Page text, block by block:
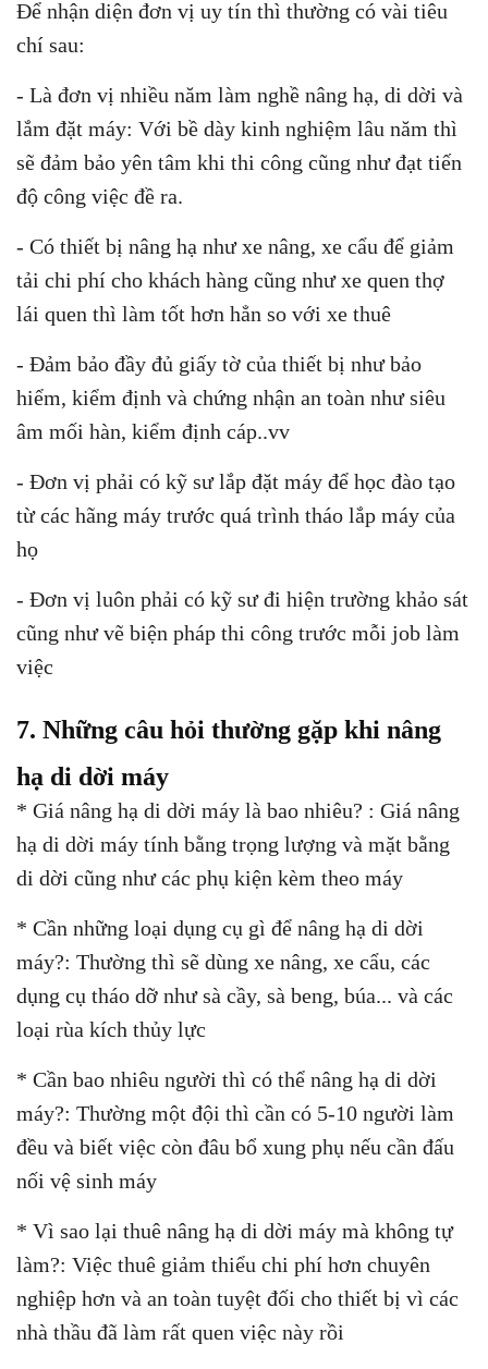
Để nhận diện đơn vị uy tín thì thường có vài tiêu
chí sau:
- Là đơn vị nhiều năm làm nghề nâng hạ, di dời và
lắm đặt máy: Với bề dày kinh nghiệm lâu năm thì
sẽ đảm bảo yên tâm khi thi công cũng như đạt tiến
độ công việc đề ra.
- Có thiết bị nâng hạ như xe nâng, xe cẩu để giảm
tải chi phí cho khách hàng cũng như xe quen thợ
lái quen thì làm tốt hơn hẳn so với xe thuê
- Đảm bảo đầy đủ giấy tờ của thiết bị như bảo
hiểm, kiểm định và chứng nhận an toàn như siêu
âm mối hàn, kiểm định cáp..vv
- Đơn vị phải có kỹ sư lắp đặt máy để học đào tạo
từ các hãng máy trước quá trình tháo lắp máy của
họ
- Đơn vị luôn phải có kỹ sư đi hiện trường khảo sát
cũng như vẽ biện pháp thi công trước mỗi job làm
việc
7. Những câu hỏi thường gặp khi nâng
hạ di dời máy
* Giá nâng hạ di dời máy là bao nhiêu? : Giá nâng
hạ di dời máy tính bằng trọng lượng và mặt bằng
di dời cũng như các phụ kiện kèm theo máy
* Cần những loại dụng cụ gì để nâng hạ di dời
máy?: Thường thì sẽ dùng xe nâng, xe cẩu, các
dụng cụ tháo dỡ như sà cầy, sà beng, búa... và các
loại rùa kích thủy lực
* Cần bao nhiêu người thì có thể nâng hạ di dời
máy?: Thường một đội thì cần có 5-10 người làm
đều và biết việc còn đâu bổ xung phụ nếu cần đấu
nối vệ sinh máy
* Vì sao lại thuê nâng hạ di dời máy mà không tự
làm?: Việc thuê giảm thiểu chi phí hơn chuyên
nghiệp hơn và an toàn tuyệt đối cho thiết bị vì các
nhà thầu đã làm rất quen việc này rồi